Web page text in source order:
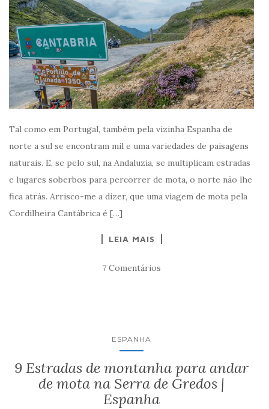
Tal como em Portugal, também pela vizinha Espanha de
norte a sul se encontram mil e uma variedades de paisagens
naturais. E, se pelo sul, na Andaluzia, se multiplicam estradas
e lugares soberbos para percorrer de mota, o norte não lhe
fica atrás. Arrisco-me a dizer, que uma viagem de mota pela
Cordilheira Cantábrica é […]
LEIA MAIS
7 Comentários
ESPANHA
9 Estradas de montanha para andar
de mota na Serra de Gredos |
Espanha